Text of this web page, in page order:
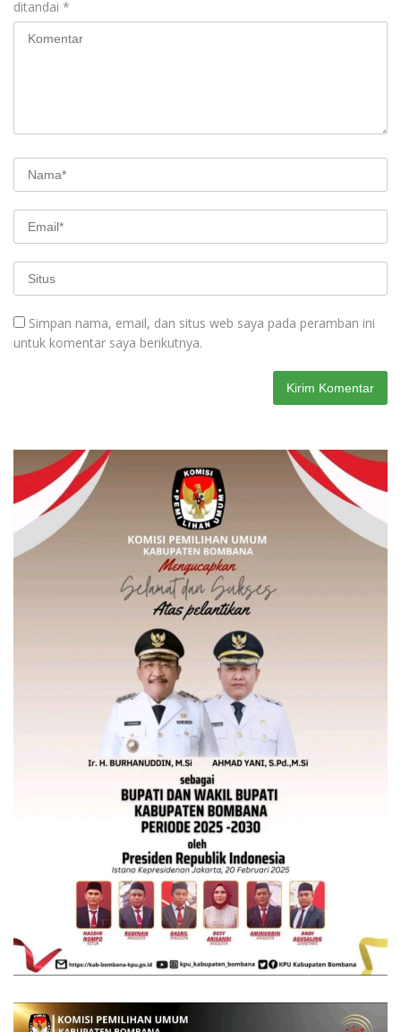
ditandai *
Simpan nama, email, dan situs web saya pada peramban ini
untuk komentar saya berikutnya.